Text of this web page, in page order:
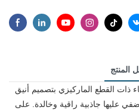
المنتج
ذات القطع الماركيزي بتصميم أنيق
عليها جاذبية راقية وخالدة. على